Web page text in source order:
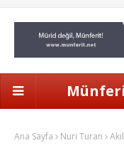
Ana Sayfa Nuri Turan